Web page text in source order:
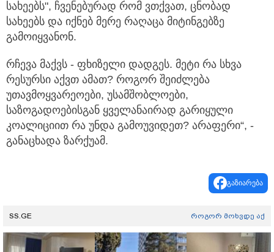
სახეებს", ჩვენებურად რომ ვთქვათ, ცნობად
სახეებს და იქნებ მერე რაღაცა მიტინგებზე
გამოიყვანონ.
რჩევა მაქვს - ფხიზელი დადგეს. მეტი რა სხვა
რესურსი აქვთ ამათ? როგორ შეიძლება
უთავმოყვარეოები, უსამშობლოები,
საზოგადოებისგან ყველანაირად გარიყული
კოალიციით რა უნდა გამოუვიდეთ? არაფერი“, -
განაცხადა ზარქუამ.
გაზიარება
SS.GE როგორ მოხვდე აქ